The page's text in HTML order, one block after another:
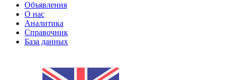
Объявления
О нас
Аналитика
Справочник
База данных